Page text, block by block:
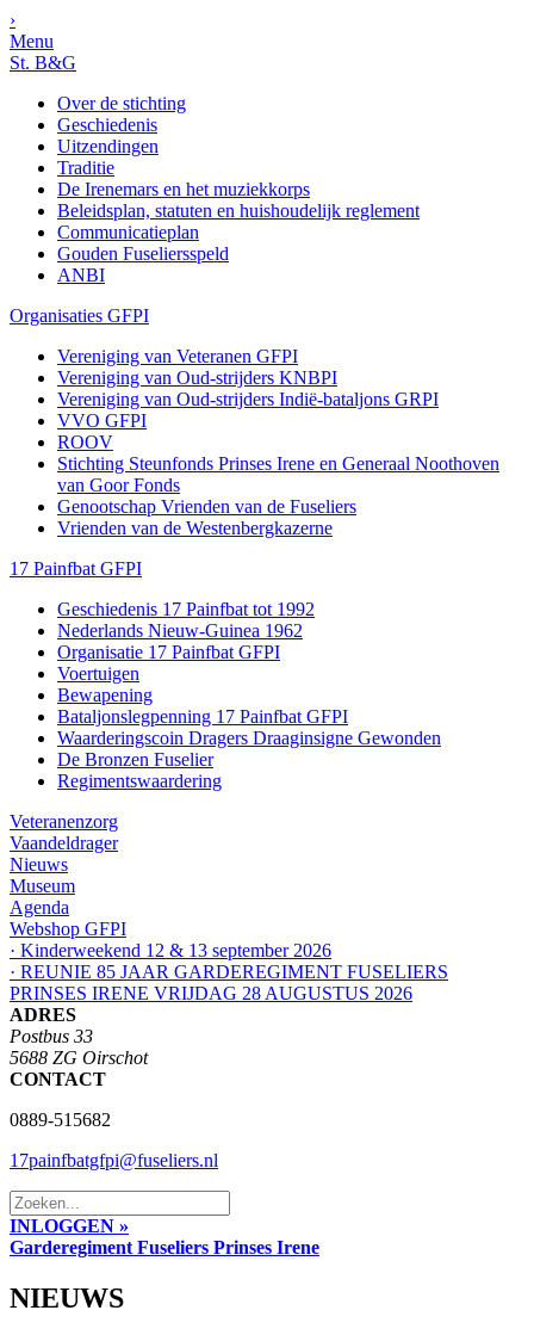
›
Menu
St. B&G
Over de stichting
Geschiedenis
Uitzendingen
Traditie
De Irenemars en het muziekkorps
Beleidsplan, statuten en huishoudelijk reglement
Communicatieplan
Gouden Fuseliersspeld
ANBI
Organisaties GFPI
Vereniging van Veteranen GFPI
Vereniging van Oud-strijders KNBPI
Vereniging van Oud-strijders Indië-bataljons GRPI
VVO GFPI
ROOV
Stichting Steunfonds Prinses Irene en Generaal Noothoven
van Goor Fonds
Genootschap Vrienden van de Fuseliers
Vrienden van de Westenbergkazerne
17 Painfbat GFPI
Geschiedenis 17 Painfbat tot 1992
Nederlands Nieuw-Guinea 1962
Organisatie 17 Painfbat GFPI
Voertuigen
Bewapening
Bataljonslegpenning 17 Painfbat GFPI
Waarderingscoin Dragers Draaginsigne Gewonden
De Bronzen Fuselier
Regimentswaardering
Veteranenzorg
Vaandeldrager
Nieuws
Museum
Agenda
Webshop GFPI
· Kinderweekend 12 & 13 september 2026
· REUNIE 85 JAAR GARDEREGIMENT FUSELIERS
PRINSES IRENE VRIJDAG 28 AUGUSTUS 2026
ADRES
Postbus 33
5688 ZG Oirschot
CONTACT
0889-515682
17painfbatgfpi@fuseliers.nl
INLOGGEN »
Garderegiment Fuseliers Prinses Irene
NIEUWS